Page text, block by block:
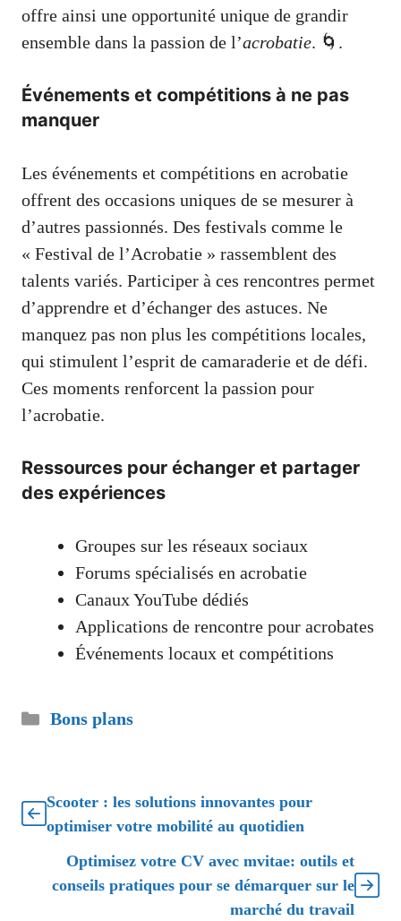
offre ainsi une opportunité unique de grandir
ensemble dans la passion de l’acrobatie. 🌀.
Événements et compétitions à ne pas
manquer
Les événements et compétitions en acrobatie
offrent des occasions uniques de se mesurer à
d’autres passionnés. Des festivals comme le
« Festival de l’Acrobatie » rassemblent des
talents variés. Participer à ces rencontres permet
d’apprendre et d’échanger des astuces. Ne
manquez pas non plus les compétitions locales,
qui stimulent l’esprit de camaraderie et de défi.
Ces moments renforcent la passion pour
l’acrobatie.
Ressources pour échanger et partager
des expériences
Groupes sur les réseaux sociaux
Forums spécialisés en acrobatie
Canaux YouTube dédiés
Applications de rencontre pour acrobates
Événements locaux et compétitions
Catégories
Bons plans
Scooter : les solutions innovantes pour
optimiser votre mobilité au quotidien
Optimisez votre CV avec mvitae: outils et
conseils pratiques pour se démarquer sur le
marché du travail